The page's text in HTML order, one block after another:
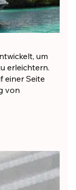
um
erleichtern.
einer Seite
von